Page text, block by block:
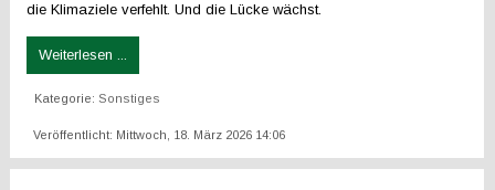
die Klimaziele verfehlt. Und die Lücke wächst.
Weiterlesen ...
Kategorie:Sonstiges
Veröffentlicht: Mittwoch, 18. März 2026 14:06